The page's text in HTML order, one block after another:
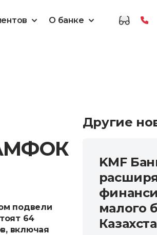
О банке
подвели
64
включая
Другие
KMF
малого